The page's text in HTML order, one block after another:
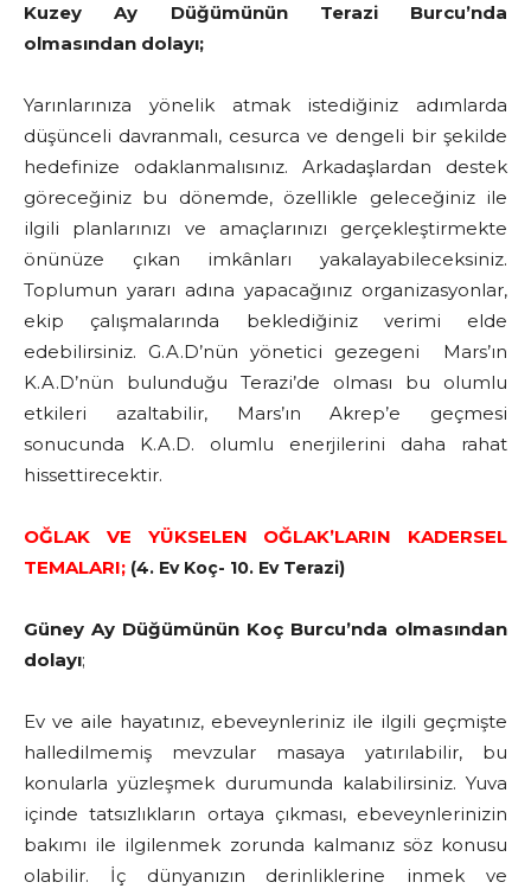
Kuzey Ay Düğümünün Terazi Burcu’nda
olmasından dolayı;
Yarınlarınıza yönelik atmak istediğiniz adımlarda
düşünceli davranmalı, cesurca ve dengeli bir şekilde
hedefinize odaklanmalısınız. Arkadaşlardan destek
göreceğiniz bu dönemde, özellikle geleceğiniz ile
ilgili planlarınızı ve amaçlarınızı gerçekleştirmekte
önünüze çıkan imkânları yakalayabileceksiniz.
Toplumun yararı adına yapacağınız organizasyonlar,
ekip çalışmalarında beklediğiniz verimi elde
edebilirsiniz. G.A.D’nün yönetici gezegeni Mars’ın
K.A.D’nün bulunduğu Terazi’de olması bu olumlu
etkileri azaltabilir, Mars’ın Akrep’e geçmesi
sonucunda K.A.D. olumlu enerjilerini daha rahat
hissettirecektir.
OĞLAK VE YÜKSELEN OĞLAK’LARIN KADERSEL
TEMALARI; (4. Ev Koç- 10. Ev Terazi)
Güney Ay Düğümünün Koç Burcu’nda olmasından
dolayı;
Ev ve aile hayatınız, ebeveynleriniz ile ilgili geçmişte
halledilmemiş mevzular masaya yatırılabilir, bu
konularla yüzleşmek durumunda kalabilirsiniz. Yuva
içinde tatsızlıkların ortaya çıkması, ebeveynlerinizin
bakımı ile ilgilenmek zorunda kalmanız söz konusu
olabilir. İç dünyanızın derinliklerine inmek ve